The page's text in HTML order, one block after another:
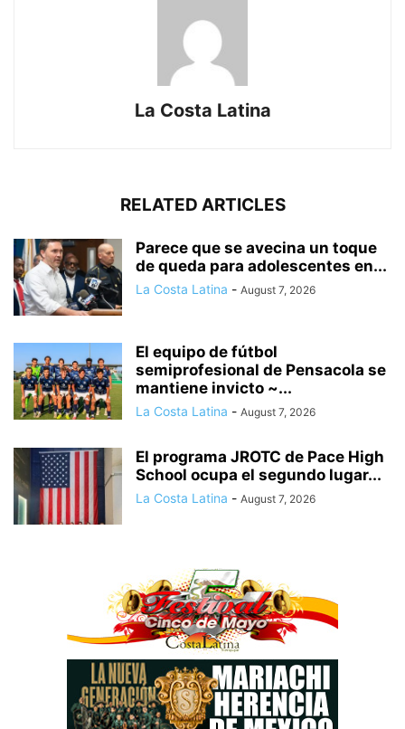
La Costa Latina
RELATED ARTICLES
Parece que se avecina un toque
de queda para adolescentes en...
La Costa Latina - August 7, 2026
El equipo de fútbol
semiprofesional de Pensacola se
mantiene invicto ~...
La Costa Latina - August 7, 2026
El programa JROTC de Pace High
School ocupa el segundo lugar...
La Costa Latina - August 7, 2026